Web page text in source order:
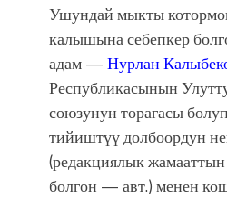
Ушундай мыкты
калышына себепкер
адам —Нурлан
Республикасынын
союзунун төрагасы
тийиштүү долбоордун
(редакциялык
болгон — авт.) менен